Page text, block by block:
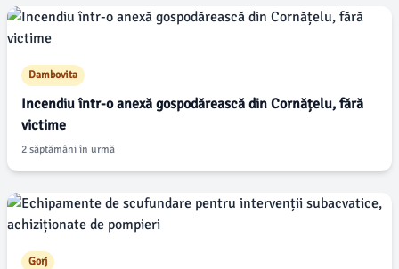
Dambovita
Incendiu într-o anexă gospodărească din Cornățelu, fără
victime
2 săptămâni în urmă
Gorj